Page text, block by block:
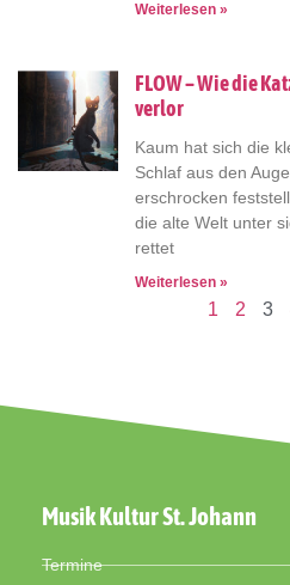
Weiterlesen »
FLOW – Wie die
verlor
Kaum hat sich die
Schlaf aus den
erschrocken
die alte Welt unter
rettet
Weiterlesen »
1 2 3
Musik Kultur St. Johann
Termine